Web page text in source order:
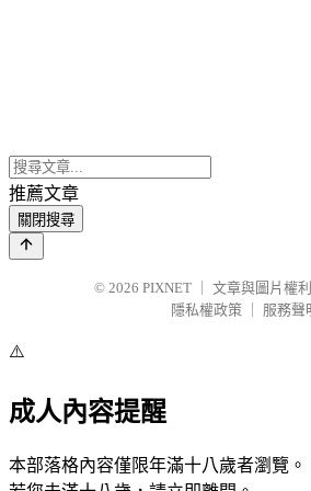
推薦文章
關閉搜尋
© 2026 PIXNET
文章與圖片權
隱私權政策
服務聲
⚠️
成人內容提醒
本部落格內容僅限年滿十八歲者瀏覽。